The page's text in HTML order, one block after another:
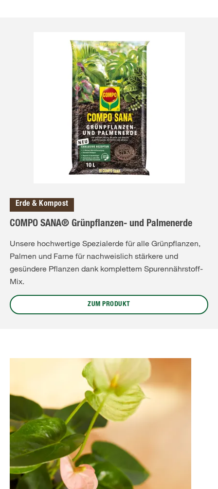
Erde & Kompost
COMPO SANA® Grünpflanzen- und Palmenerde
Unsere hochwertige Spezialerde für alle Grünpflanzen,
Palmen und Farne für nachweislich stärkere und
gesündere Pflanzen dank komplettem Spurennährstoff-
Mix.
ZUM PRODUKT